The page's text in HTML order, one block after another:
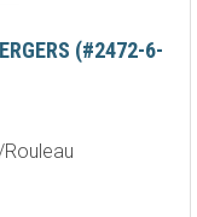
(#2472-6-